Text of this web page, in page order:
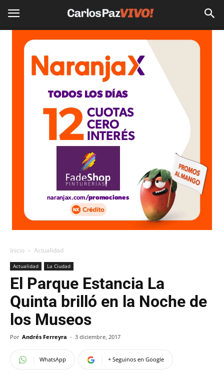
Inicio Actualidad
Actualidad La Ciudad
El Parque Estancia La
Quinta brilló en la Noche de
los Museos
Por Andrés Ferreyra - 3 diciembre, 2017
WhatsApp + Seguinos en Google